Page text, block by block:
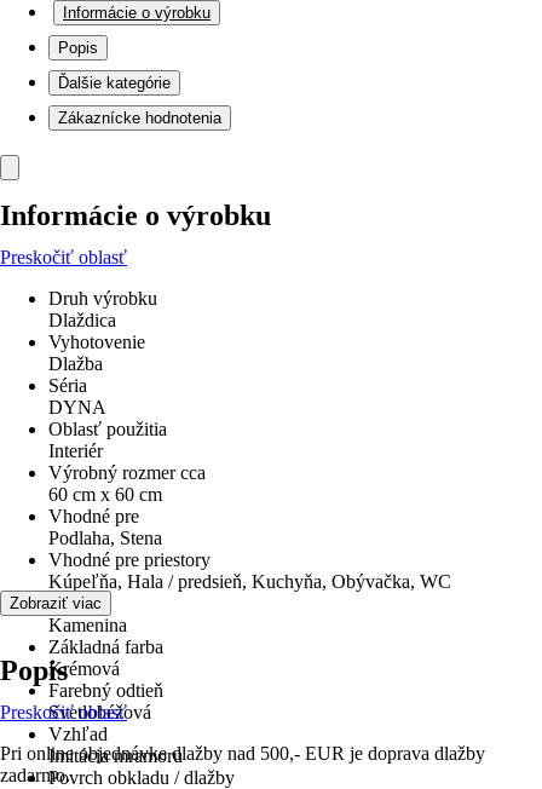
Informácie o výrobku
Popis
Ďalšie kategórie
Zákaznícke hodnotenia
Informácie o výrobku
Preskočiť oblasť
Druh výrobku
Dlaždica
Vyhotovenie
Dlažba
Séria
DYNA
Oblasť použitia
Interiér
Výrobný rozmer cca
60 cm x 60 cm
Vhodné pre
Podlaha, Stena
Vhodné pre priestory
Kúpeľňa, Hala / predsieň, Kuchyňa, Obývačka, WC
Materiál
Kamenina
Základná farba
Krémová
Farebný odtieň
Svetlobéžová
Vzhľad
Imitácia mramoru
Povrch obkladu / dlažby
Zobraziť viac
Popis
Preskočiť oblasť
Pri online objednávke dlažby nad 500,- EUR je doprava dlažby
zadarmo.